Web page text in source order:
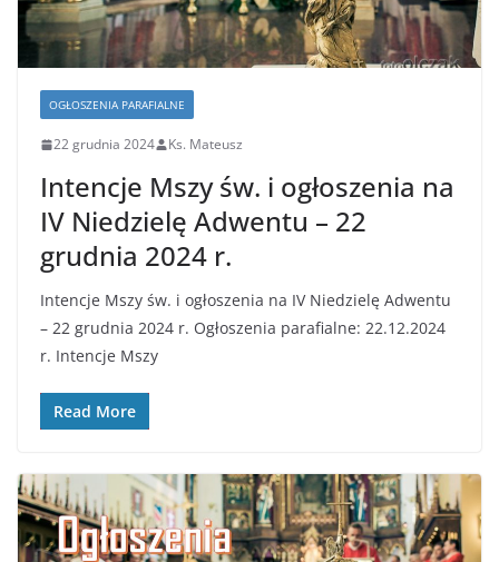
OGŁOSZENIA PARAFIALNE
22 grudnia 2024 Ks. Mateusz
Intencje Mszy św. i ogłoszenia na
IV Niedzielę Adwentu – 22
grudnia 2024 r.
Intencje Mszy św. i ogłoszenia na IV Niedzielę Adwentu
– 22 grudnia 2024 r. Ogłoszenia parafialne: 22.12.2024
r. Intencje Mszy
Read More